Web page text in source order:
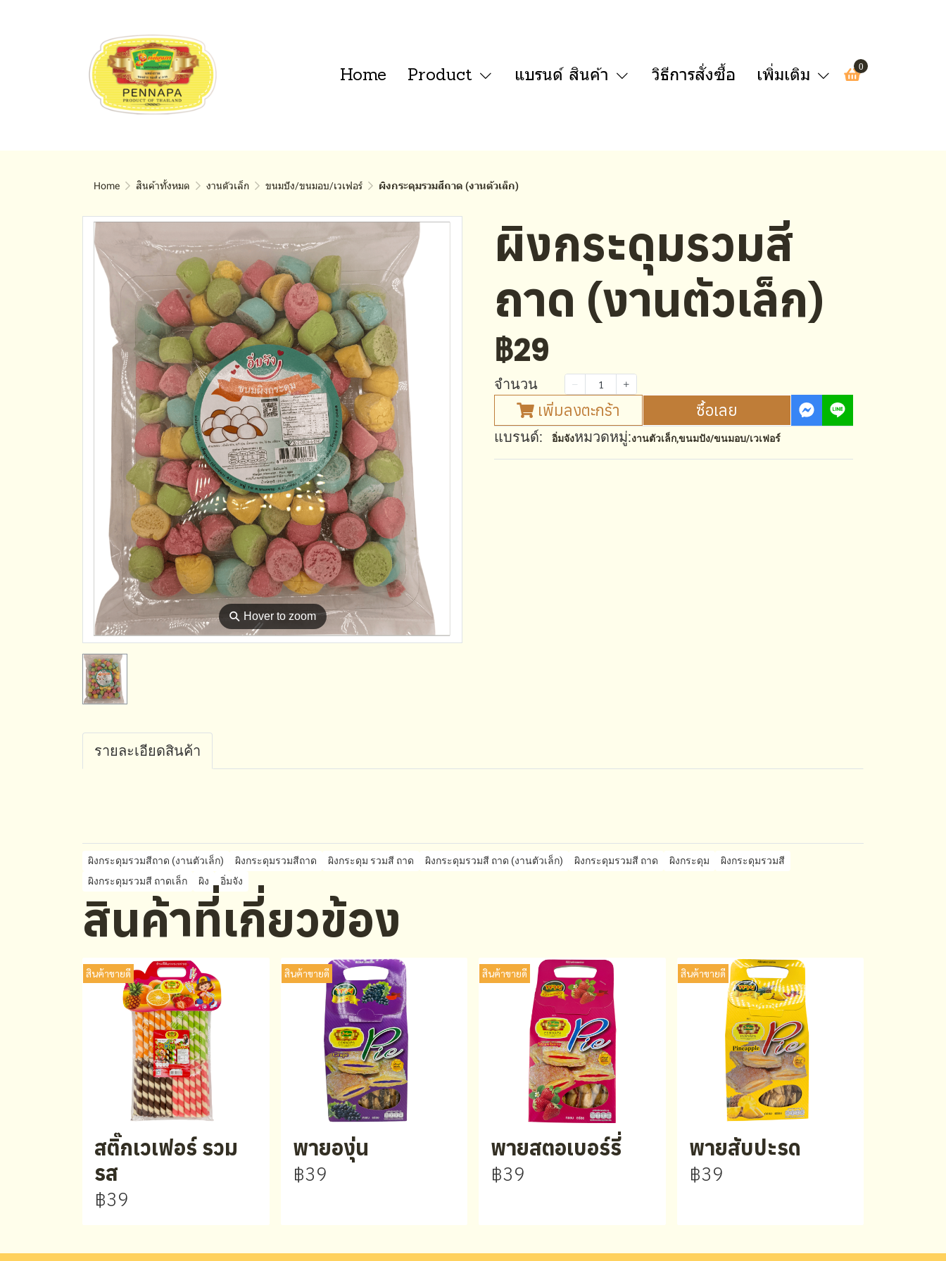
Home Product แบรนด์ สินค้า วิธีการสั่งซื้อ เพิ่มเติม 0
Home สินค้าทั้งหมด งานตัวเล็ก ขนมปัง/ขนมอบ/เวเฟอร์ ผิงกระดุมรวมสีถาด (งานตัวเล็ก)
⚲ Hover to zoom
ผิงกระดุมรวมสี
ถาด (งานตัวเล็ก)
฿29
จำนวน
เพิ่มลงตะกร้า ซื้อเลย
แบรนด์: อิ่มจังหมวดหมู่:งานตัวเล็ก,ขนมปัง/ขนมอบ/เวเฟอร์
รายละเอียดสินค้า
ผิงกระดุมรวมสีถาด (งานตัวเล็ก) ผิงกระดุมรวมสีถาด ผิงกระดุม รวมสี ถาด ผิงกระดุมรวมสี ถาด (งานตัวเล็ก) ผิงกระดุมรวมสี ถาด ผิงกระดุม
ผิงกระดุมรวมสี
ผิงกระดุมรวมสี ถาดเล็ก
ผิง อิ่มจัง
สินค้าที่เกี่ยวข้อง
สินค้าขายดี
สติ๊กเวเฟอร์ รวม
รส
฿39
สินค้าขายดี
พายองุ่น
฿39
สินค้าขายดี
พายสตอเบอร์รี่
฿39
สินค้าขายดี
พายสับปะรด
฿39